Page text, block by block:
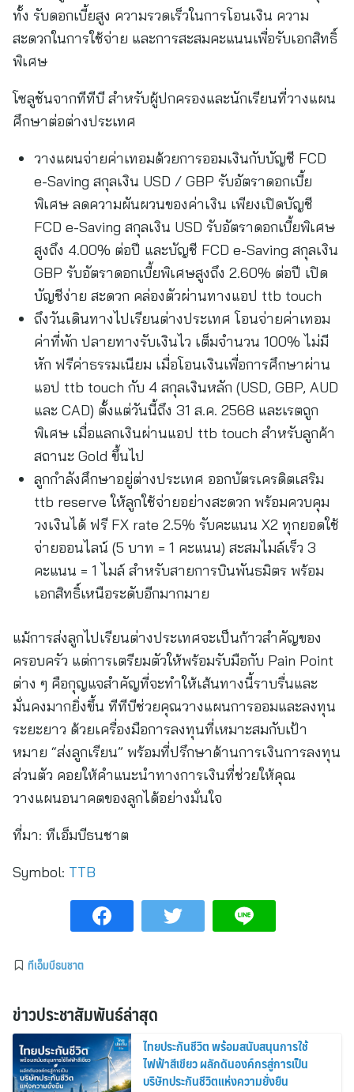
ทั้ง รับดอกเบี้ยสูง ความรวดเร็วในการโอนเงิน ความ
สะดวกในการใช้จ่าย และการสะสมคะแนนเพื่อรับเอกสิทธิ์
พิเศษ
โซลูชันจากทีทีบี สำหรับผู้ปกครองและนักเรียนที่วางแผน
ศึกษาต่อต่างประเทศ
วางแผนจ่ายค่าเทอมด้วยการออมเงินกับบัญชี FCD
e-Saving สกุลเงิน USD / GBP รับอัตราดอกเบี้ย
พิเศษ ลดความผันผวนของค่าเงิน เพียงเปิดบัญชี
FCD e-Saving สกุลเงิน USD รับอัตราดอกเบี้ยพิเศษ
สูงถึง 4.00% ต่อปี และบัญชี FCD e-Saving สกุลเงิน
GBP รับอัตราดอกเบี้ยพิเศษสูงถึง 2.60% ต่อปี เปิด
บัญชีง่าย สะดวก คล่องตัวผ่านทางแอป ttb touch
ถึงวันเดินทางไปเรียนต่างประเทศ โอนจ่ายค่าเทอม
ค่าที่พัก ปลายทางรับเงินไว เต็มจำนวน 100% ไม่มี
หัก ฟรีค่าธรรมเนียม เมื่อโอนเงินเพื่อการศึกษาผ่าน
แอป ttb touch กับ 4 สกุลเงินหลัก (USD, GBP, AUD
และ CAD) ตั้งแต่วันนี้ถึง 31 ส.ค. 2568 และเรตถูก
พิเศษ เมื่อแลกเงินผ่านแอป ttb touch สำหรับลูกค้า
สถานะ Gold ขึ้นไป
ลูกกำลังศึกษาอยู่ต่างประเทศ ออกบัตรเครดิตเสริม
ttb reserve ให้ลูกใช้จ่ายอย่างสะดวก พร้อมควบคุม
วงเงินได้ ฟรี FX rate 2.5% รับคะแนน X2 ทุกยอดใช้
จ่ายออนไลน์ (5 บาท = 1 คะแนน) สะสมไมล์เร็ว 3
คะแนน = 1 ไมล์ สำหรับสายการบินพันธมิตร พร้อม
เอกสิทธิ์เหนือระดับอีกมากมาย
แม้การส่งลูกไปเรียนต่างประเทศจะเป็นก้าวสำคัญของ
ครอบครัว แต่การเตรียมตัวให้พร้อมรับมือกับ Pain Point
ต่าง ๆ คือกุญแจสำคัญที่จะทำให้เส้นทางนี้ราบรื่นและ
มั่นคงมากยิ่งขึ้น ทีทีบีช่วยคุณวางแผนการออมและลงทุน
ระยะยาว ด้วยเครื่องมือการลงทุนที่เหมาะสมกับเป้า
หมาย “ส่งลูกเรียน” พร้อมที่ปรึกษาด้านการเงินการลงทุน
ส่วนตัว คอยให้คำแนะนำทางการเงินที่ช่วยให้คุณ
วางแผนอนาคตของลูกได้อย่างมั่นใจ
ที่มา: ทีเอ็มบีธนชาต
Symbol: TTB
ทีเอ็มบีธนชาต
ข่าวประชาสัมพันธ์ล่าสุด
ไทยประกันชีวิต พร้อมสนับสนุนการใช้
ไฟฟ้าสีเขียว ผลักดันองค์กรสู่การเป็น
บริษัทประกันชีวิตแห่งความยั่งยืน